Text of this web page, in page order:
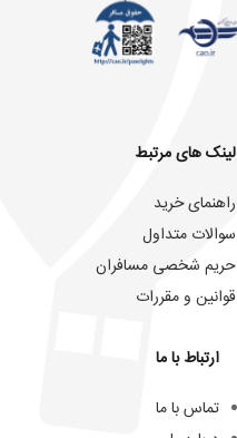
لینک های مرتبط
راهنمای خرید
سوالات متداول
حریم شخصی مسافران
قوانین و مقررات
ارتباط با ما
تماس با ما